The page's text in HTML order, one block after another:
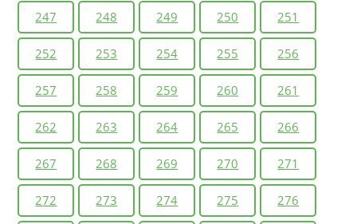
247 248 249 250 251
252 253 254 255 256
257 258 259 260 261
262 263 264 265 266
267 268 269 270 271
272 273 274 275 276